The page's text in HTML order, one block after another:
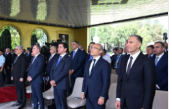
Müharibə Rusiyanın belini
bükür
04.08.2026 4013